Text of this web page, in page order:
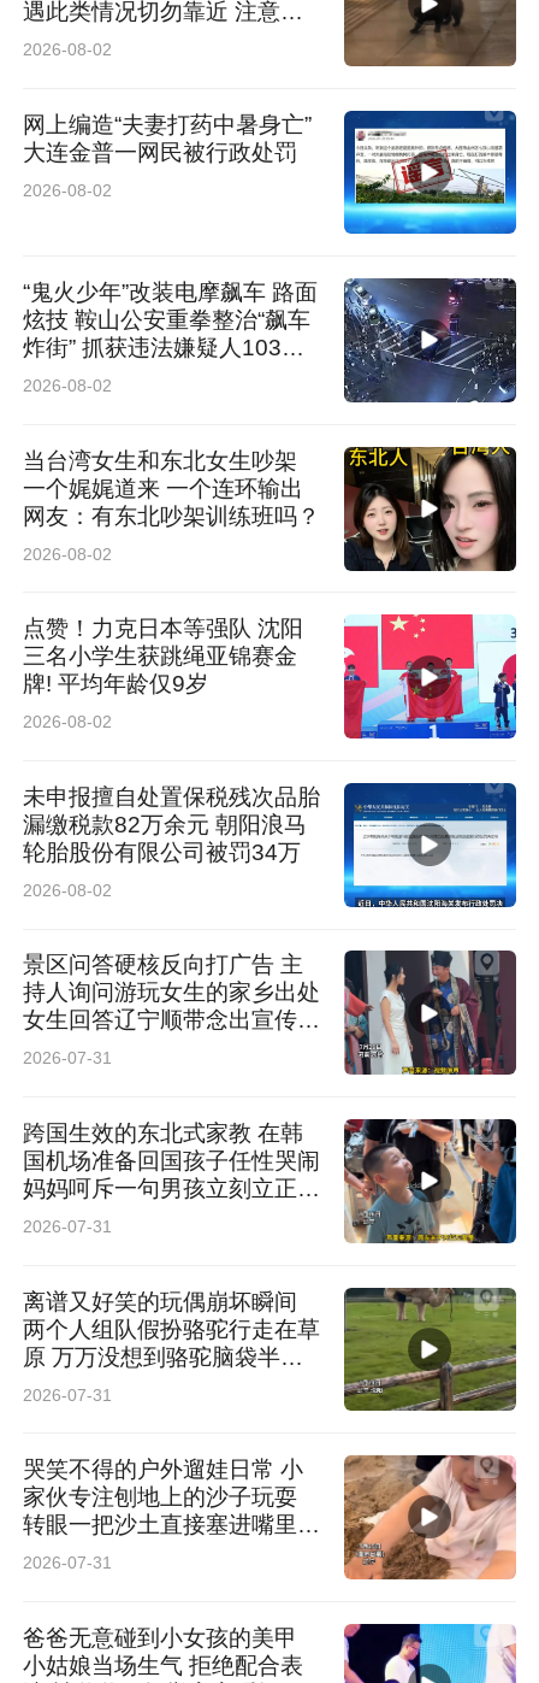
遇此类情况切勿靠近 注意安
全
2026-08-02
网上编造“夫妻打药中暑身亡”
大连金普一网民被行政处罚
2026-08-02
“鬼火少年”改装电摩飙车 路面
炫技 鞍山公安重拳整治“飙车
炸街” 抓获违法嫌疑人103人
查扣涉案车辆61辆
2026-08-02
当台湾女生和东北女生吵架
一个娓娓道来 一个连环输出
网友：有东北吵架训练班吗？
2026-08-02
点赞！力克日本等强队 沈阳
三名小学生获跳绳亚锦赛金
牌! 平均年龄仅9岁
2026-08-02
未申报擅自处置保税残次品胎
漏缴税款82万余元 朝阳浪马
轮胎股份有限公司被罚34万
2026-08-02
景区问答硬核反向打广告 主
持人询问游玩女生的家乡出处
女生回答辽宁顺带念出宣传标
语 网友：主打一个公费出门
2026-07-31
跨国生效的东北式家教 在韩
国机场准备回国孩子任性哭闹
妈妈呵斥一句男孩立刻立正站
定 网友：走遍天下 妈妈最大
2026-07-31
离谱又好笑的玩偶崩坏瞬间
两个人组队假扮骆驼行走在草
原 万万没想到骆驼脑袋半路
直接掉落 网友：“骆驼”知道低
2026-07-31
哭笑不得的户外遛娃日常 小
家伙专注刨地上的沙子玩耍
转眼一把沙土直接塞进嘴里品
尝 网友：主打一个万物皆可
2026-07-31
爸爸无意碰到小女孩的美甲
小姑娘当场生气 拒绝配合表